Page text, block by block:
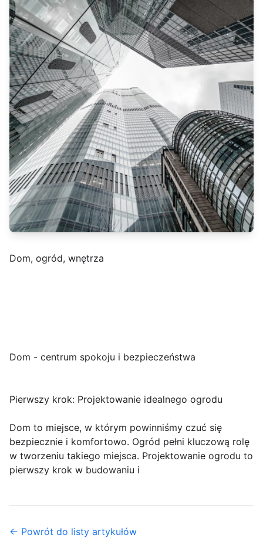
Dom, ogród, wnętrza
Dom - centrum spokoju i bezpieczeństwa
Pierwszy krok: Projektowanie idealnego ogrodu
Dom to miejsce, w którym powinniśmy czuć się
bezpiecznie i komfortowo. Ogród pełni kluczową rolę
w tworzeniu takiego miejsca. Projektowanie ogrodu to
pierwszy krok w budowaniu i
← Powrót do listy artykułów